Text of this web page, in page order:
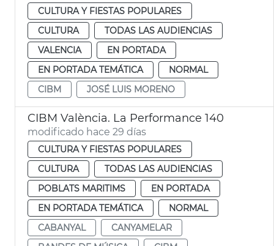
CULTURA Y FIESTAS POPULARES
CULTURA
TODAS LAS AUDIENCIAS
VALENCIA
EN PORTADA
EN PORTADA TEMÁTICA
NORMAL
CIBM
JOSÉ LUIS MORENO
CIBM València. La Performance 140
modificado hace 29 días
CULTURA Y FIESTAS POPULARES
CULTURA
TODAS LAS AUDIENCIAS
POBLATS MARITIMS
EN PORTADA
EN PORTADA TEMÁTICA
NORMAL
CABANYAL
CANYAMELAR